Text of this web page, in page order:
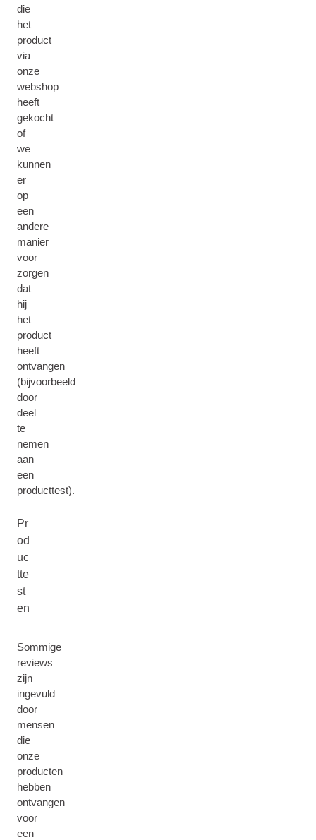
die
het
product
via
onze
webshop
heeft
gekocht
of
we
kunnen
er
op
een
andere
manier
voor
zorgen
dat
hij
het
product
heeft
ontvangen
(bijvoorbeeld
door
deel
te
nemen
aan
een
producttest).
Pr
od
uc
tte
st
en
Sommige
reviews
zijn
ingevuld
door
mensen
die
onze
producten
hebben
ontvangen
voor
een